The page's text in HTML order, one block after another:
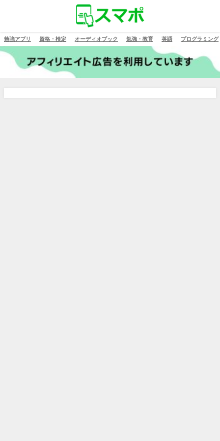
勉強アプリ 資格・検定 オーディオブック 勉強・教育 英語 プログラミング